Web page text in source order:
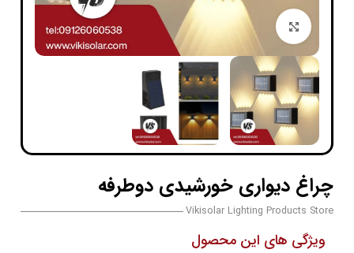
بزرگنمایی تصویر
چراغ دیواری خورشیدی دوطرفه
Vikisolar Lighting Products Store
ویژگی های این محصول